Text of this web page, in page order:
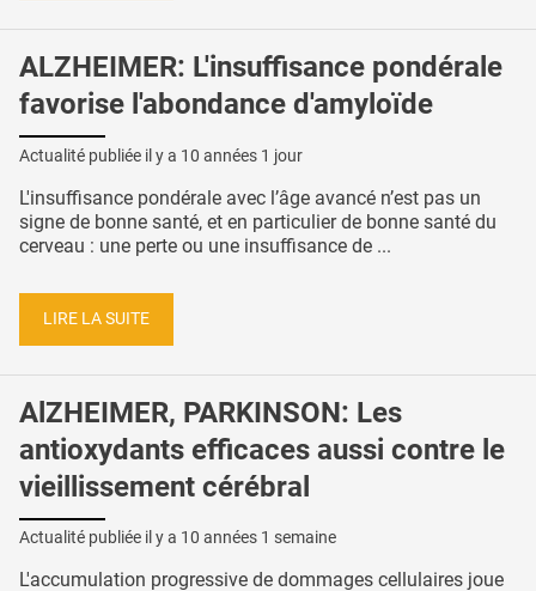
ALZHEIMER: L'insuffisance pondérale
favorise l'abondance d'amyloïde
Actualité publiée il y a 10 années 1 jour
L'insuffisance pondérale avec l’âge avancé n’est pas un
signe de bonne santé, et en particulier de bonne santé du
cerveau : une perte ou une insuffisance de ...
LIRE LA SUITE
AlZHEIMER, PARKINSON: Les
antioxydants efficaces aussi contre le
vieillissement cérébral
Actualité publiée il y a 10 années 1 semaine
L'accumulation progressive de dommages cellulaires joue